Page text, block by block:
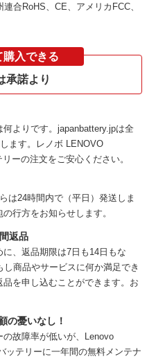
合RoHS、CE、アメリカFCC、
購入できる
承諾より
よりです。japanbattery.jpは全
ます。
レノボ LENOVO
リーの注文をご安心ください。
は24時間内で（平日）発送しま
行方をお知らせします。
返品
、返品期限は7日も14日もな
商品やサービスに何か満足でき
を申し込むことができます。お
の憂いなし！
故障率が低いが、
Lenovo
ッテリーに一年間の無料メンテナ